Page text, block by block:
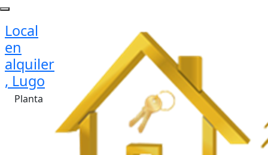
Local
en
alquiler
, Lugo
Planta